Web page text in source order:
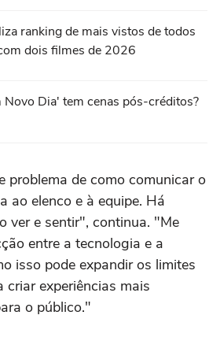
ranking de mais vistos de todos
dois filmes de 2026
Dia' tem cenas pós-créditos?
problema de como comunicar o
ao elenco e à equipe. Há
ver e sentir", continua. "Me
entre a tecnologia e a
isso pode expandir os limites
criar experiências mais
o público."